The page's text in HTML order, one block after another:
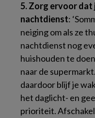
5. Zorg ervoor dat
nachtdienst:
neiging om als ze
nachtdienst nog
huishouden te
naar de
daardoor blijf je
het daglicht- en
prioriteit.